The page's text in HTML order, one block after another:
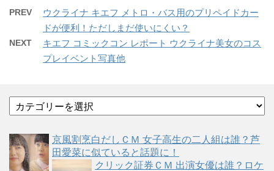
PREV
ウクライナ キエフ メトロ・バス用のプリペイドカー
ドが便利！ただしまだ使いにくい？
NEXT
キエフ コミックコン レポート ウクライナ美女のコス
プレイベント写真他
テ
リ
ー
京風割烹白だしＣＭ 女子高生の二人組は誰？芦
田愛菜に似ていると話題に！
クリック証券ＣＭ 出演女優は誰？ロケ